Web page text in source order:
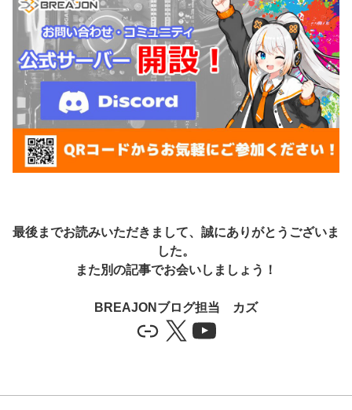
最後までお読みいただきまして、誠にありがとうございま
した。
また別の記事でお会いしましょう！
BREAJONブログ担当 カズ
Link
X YouTube